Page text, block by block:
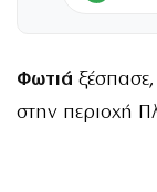
Φωτιά
στην περιοχή